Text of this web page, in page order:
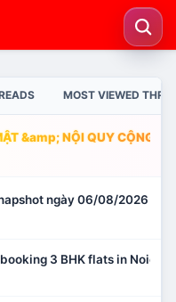
MOST VIEWED
&amp; NỘI QUY CỘNG
ngày 06/08/2026
3 BHK flats in Noida?